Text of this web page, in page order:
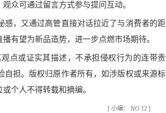
众可通过留言方式参与提问互动。
，又通过高管直接对话拉近了与消费者的距
有望为新品造势，进一步点燃市场期待。
或证实其描述，不承担侵权行为的连带责
担。版权归原作者所有，如涉版权或来源标
个人不得转载和摘编。
[ 小编： NO 12 ]